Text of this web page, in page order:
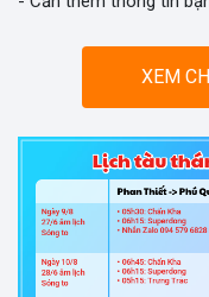
XEM